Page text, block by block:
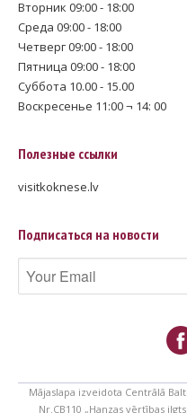
Вторник 09:00 - 18:00
Среда 09:00 - 18:00
Четверг 09:00 - 18:00
Пятница 09:00 - 18:00
Суббота 10.00 - 15.00
Воскресенье 11:00 ¬ 14: 00
Полезные ссылки
visitkoknese.lv
Подписаться на новости
Mājaslapa izveidota Centrālā
Nr.CB110 „Hanzas vērtības